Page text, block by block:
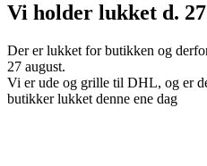
Vi holder lukket d.
Der er lukket for butikken og
27 august.
Vi er ude og grille til DHL, og er
butikker lukket denne ene dag